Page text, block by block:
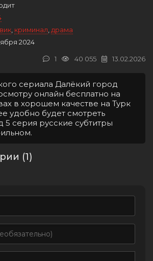
криминал драма
2024
13.02.2026
40 055
1
сериала Далёкий город
онлайн бесплатно на
в хорошем качестве на Турк
удобно будет смотреть
5 серия русские субтитры
(1)